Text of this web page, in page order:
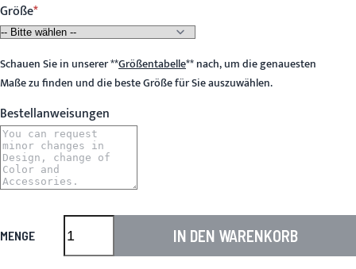
Größe
Schauen Sie in unserer**Größentabelle**nach, um die genauesten
Maße zu finden und die beste Größe für Sie auszuwählen.
Bestellanweisungen
MENGE IN DEN WARENKORB